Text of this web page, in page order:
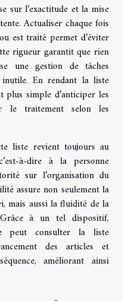
sur l’exactitude et la mise
Actualiser chaque fois
est traité permet d’éviter
rigueur garantit que rien
une gestion de tâches
inutile. En rendant la liste
plus simple d’anticiper les
le traitement selon les
liste revient toujours au
à-dire à la personne
sur l’organisation du
assure non seulement la
mais aussi la fluidité de la
à un tel dispositif,
peut consulter la liste
des articles et
améliorant ainsi